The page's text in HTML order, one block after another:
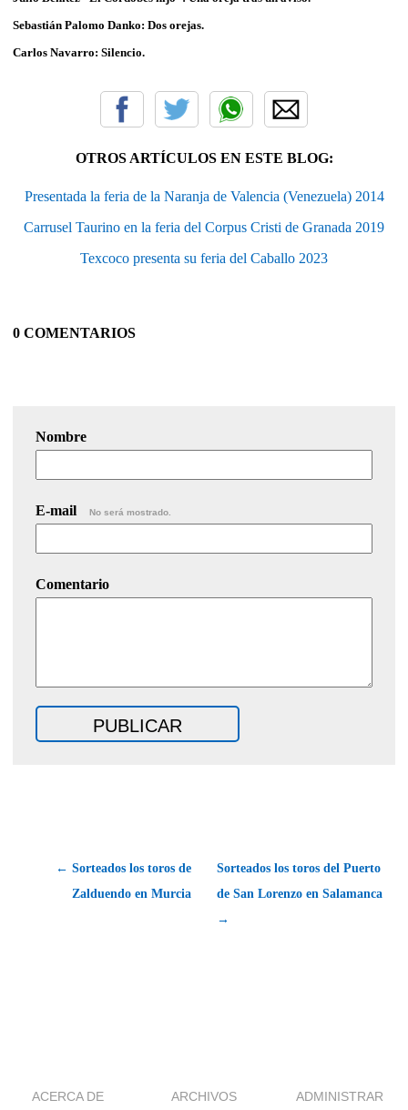
Sebastián Palomo Danko: Dos orejas.
Carlos Navarro: Silencio.
OTROS ARTÍCULOS EN ESTE BLOG:
Presentada la feria de la Naranja de Valencia (Venezuela) 2014
Carrusel Taurino en la feria del Corpus Cristi de Granada 2019
Texcoco presenta su feria del Caballo 2023
0 COMENTARIOS
Nombre
E-mail No será mostrado.
Comentario
← Sorteados los toros de
Zalduendo en Murcia
Sorteados los toros del Puerto
de San Lorenzo en Salamanca
→
ACERCA DE ARCHIVOS ADMINISTRAR